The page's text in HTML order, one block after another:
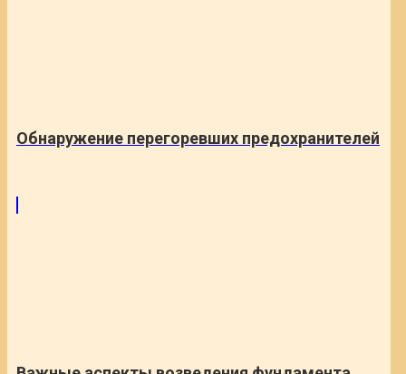
Обнаружение перегоревших предохранителей